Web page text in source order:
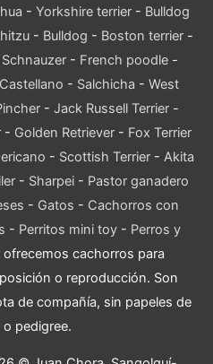
- Yorkshire terrier - Bulldog
- Bulldog - Boston terrier -
Schnauzer - French poodle -
Castellano - Salchicha - West
- Jack Russell Terrier-
- Golden Retriever- Fox Terrier
- Scottish Terrier- Akita
- Sharpei - Pastor ganadero
- Gatos - Cachorros con
- Perritos mini toy - Perros y
ofrecemos cachorros para
o reproducción. Son
de compañía, sin papeles de
pedigree.